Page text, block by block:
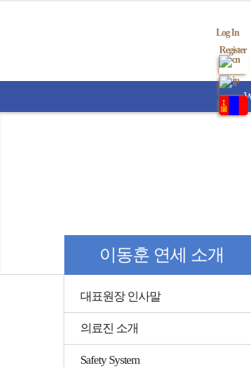
Log In
Register
이동훈 연세 소개
대표원장 인사말
의료진 소개
Safety System